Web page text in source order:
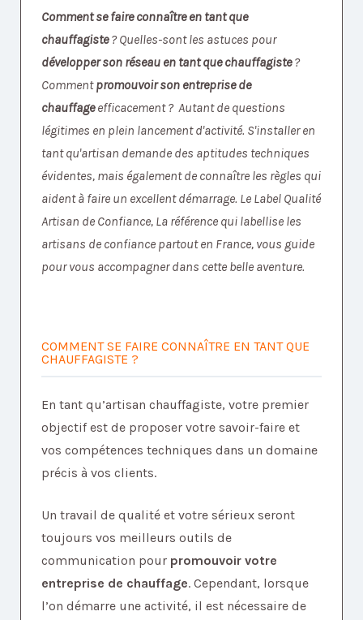
Comment se faire connaître en tant que
chauffagiste? Quelles-sont les astuces pour
développer son réseau en tant que chauffagiste?
Commentpromouvoir son entreprise de
chauffageefficacement ? Autant de questions
légitimes en plein lancement d'activité. S'installer en
tant qu'artisan demande des aptitudes techniques
évidentes, mais également de connaître les règles qui
aident à faire un excellent démarrage. Le Label Qualité
Artisan de Confiance, La référence qui labellise les
artisans de confiance partout en France, vous guide
pour vous accompagner dans cette belle aventure.
COMMENT SE FAIRE CONNAÎTRE EN TANT QUE
CHAUFFAGISTE ?
En tant qu’artisan chauffagiste, votre premier
objectif est de proposer votre savoir-faire et
vos compétences techniques dans un domaine
précis à vos clients.
Un travail de qualité et votre sérieux seront
toujours vos meilleurs outils de
communication pour promouvoir votre
entreprise de chauffage. Cependant, lorsque
l’on démarre une activité, il est nécessaire de